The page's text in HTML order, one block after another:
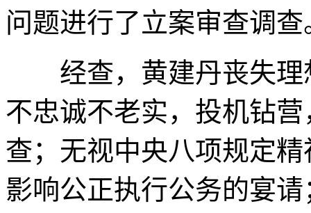
问题进行了立案审查调查
经查，黄建丹丧失理
不忠诚不老实，投机钻
查；无视中央八项规定
影响公正执行公务的宴